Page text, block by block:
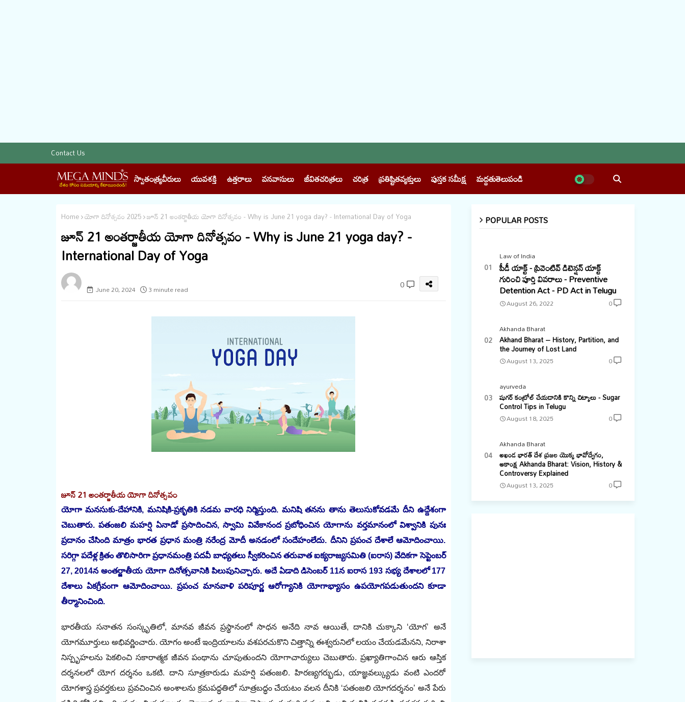
Contact Us
స్వాతంత్య్రవీరులు యువశక్తి ఉత్తరాలు వనవాసులు జీవితచరిత్రలు చరిత్ర ప్రతిష్టితవ్యక్తులు పుస్తక సమీక్ష మద్దతుతెలుపండి
Home యోగా దినోత్సవం 2025 జూన్‌ 21 అం‌తర్జాతీయ యోగా దినోత్సవం - Why is June 21 yoga day? - International Day of Yoga
జూన్‌ 21 అం‌తర్జాతీయ యోగా దినోత్సవం - Why is June 21 yoga day? -
International Day of Yoga
June 20, 2024
3 minute read 0
జూన్‌ 21 అం‌తర్జాతీయ యోగా దినోత్సవం
యోగా మనసుకు-దేహానికి, మనిషికి-ప్రకృతికి నడమ వారధి నిర్మిస్తుంది. మనిషి తనను తాను తెలుసుకోవడమే దీని ఉద్దేశంగా
చెబుతారు. పతంజలి మహర్షి ఏనాడో ప్రసాదించిన, స్వామి వివేకానంద ప్రబోధించిన యోగాను వర్తమానంలో విశ్వానికి పునః
ప్రదానం చేసింది మాత్రం భారత ప్రధాన మంత్రి నరేంద్ర మోదీ అనడంలో సందేహంలేదు. దీనిని ప్రపంచ దేశాలే ఆమోదించాయి.
సరిగ్గా పదేళ్ల క్రితం తొలిసారిగా ప్రధానమంత్రి పదవీ బాధ్యతలు స్వీకరించిన తరువాత ఐక్యరాజ్యసమితి (ఐరాస) వేదికగా సెప్టెంబర్‌
27, 2014న అంతర్జాతీయ యోగా దినోత్సవానికి పిలుపునిచ్చారు. అదే ఏడాది డిసెంబర్‌ 11న ఐరాస 193 సభ్య దేశాలలో 177
దేశాలు ఏకగ్రీవంగా ఆమోదించాయి. ప్రపంచ మానవాళి పరిపూర్ణ ఆరోగ్యానికి యోగాభ్యాసం ఉపయోగపడుతుందని కూడా
తీర్మానించింది.
భారతీయ సనాతన సంస్కృతిలో, మానవ జీవన ప్రస్థానంలో సాధన అనేది నావ ఆయితే, దానికి చుక్కాని ‘యోగ’ అనే
యోగమూర్తులు అభివర్ణించారు. యోగం అంటే ఇంద్రియాలను వశపరచుకొని చిత్తాన్ని ఈశ్వరునిలో లయం చేయడమేనని, నిరాశా
నిస్పృహలను పెకలించి సకారాత్మక జీవన పంథాను చూపుతుందని యోగాచార్యులు చెబుతారు. ప్రఖ్యాతిగాంచిన ఆరు ఆస్తిక
దర్శనలలో యోగ దర్శనం ఒకటి. దాని సూత్రకారుడు మహర్షి పతంజలి. హిరణ్యగర్భుడు, యాజ్ఞవల్క్యుడు వంటి ఎందరో
యోగశాస్త్ర ప్రవర్తకులు ప్రవచించిన అంశాలను క్రమపద్ధతిలో సూత్రబద్ధం చేయటం వలన దీనికి ‘పతంజలి యోగదర్శనం’ అనే పేరు
POPULAR POSTS
Law of India
పీడీ యాక్ట్ - ప్రివెంటివ్ డిటెన్షన్ యాక్ట్
గురించి పూర్తి వివరాలు - Preventive
Detention Act - PD Act in Telugu
August 26, 2022 0
Akhanda Bharat
Akhand Bharat – History, Partition, and
the Journey of Lost Land
August 13, 2025 0
ayurveda
షుగర్ కంట్రోల్ చేయడానికి కొన్ని చిట్కాలు - Sugar
Control Tips in Telugu
August 18, 2025 0
Akhanda Bharat
అఖండ భారత్ దేశ ప్రజల యొక్క భావోద్వేగం,
ఆకాంక్ష Akhanda Bharat: Vision, History &
Controversy Explained
August 13, 2025 0